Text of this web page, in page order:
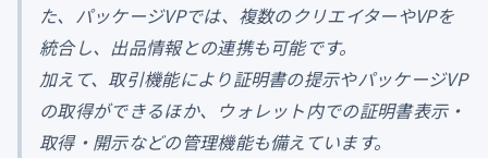
た、パッケージVPでは、複数のクリエイターやVPを
統合し、出品情報との連携も可能です。
加えて、取引機能により証明書の提示やパッケージVP
の取得ができるほか、ウォレット内での証明書表示・
取得・開示などの管理機能も備えています。